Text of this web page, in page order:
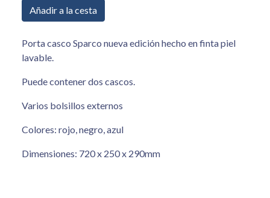
Añadir a la cesta
Porta casco Sparco nueva edición hecho en finta piel
lavable.
Puede contener dos cascos.
Varios bolsillos externos
Colores: rojo, negro, azul
Dimensiones: 720 x 250 x 290mm